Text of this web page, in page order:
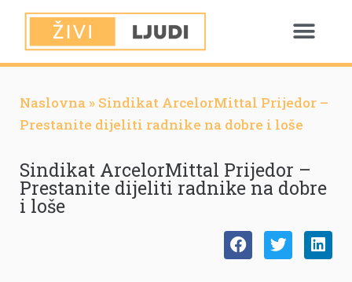
Naslovna » Sindikat ArcelorMittal Prijedor –
Prestanite dijeliti radnike na dobre i loše
Sindikat ArcelorMittal Prijedor –
Prestanite dijeliti radnike na dobre
i loše